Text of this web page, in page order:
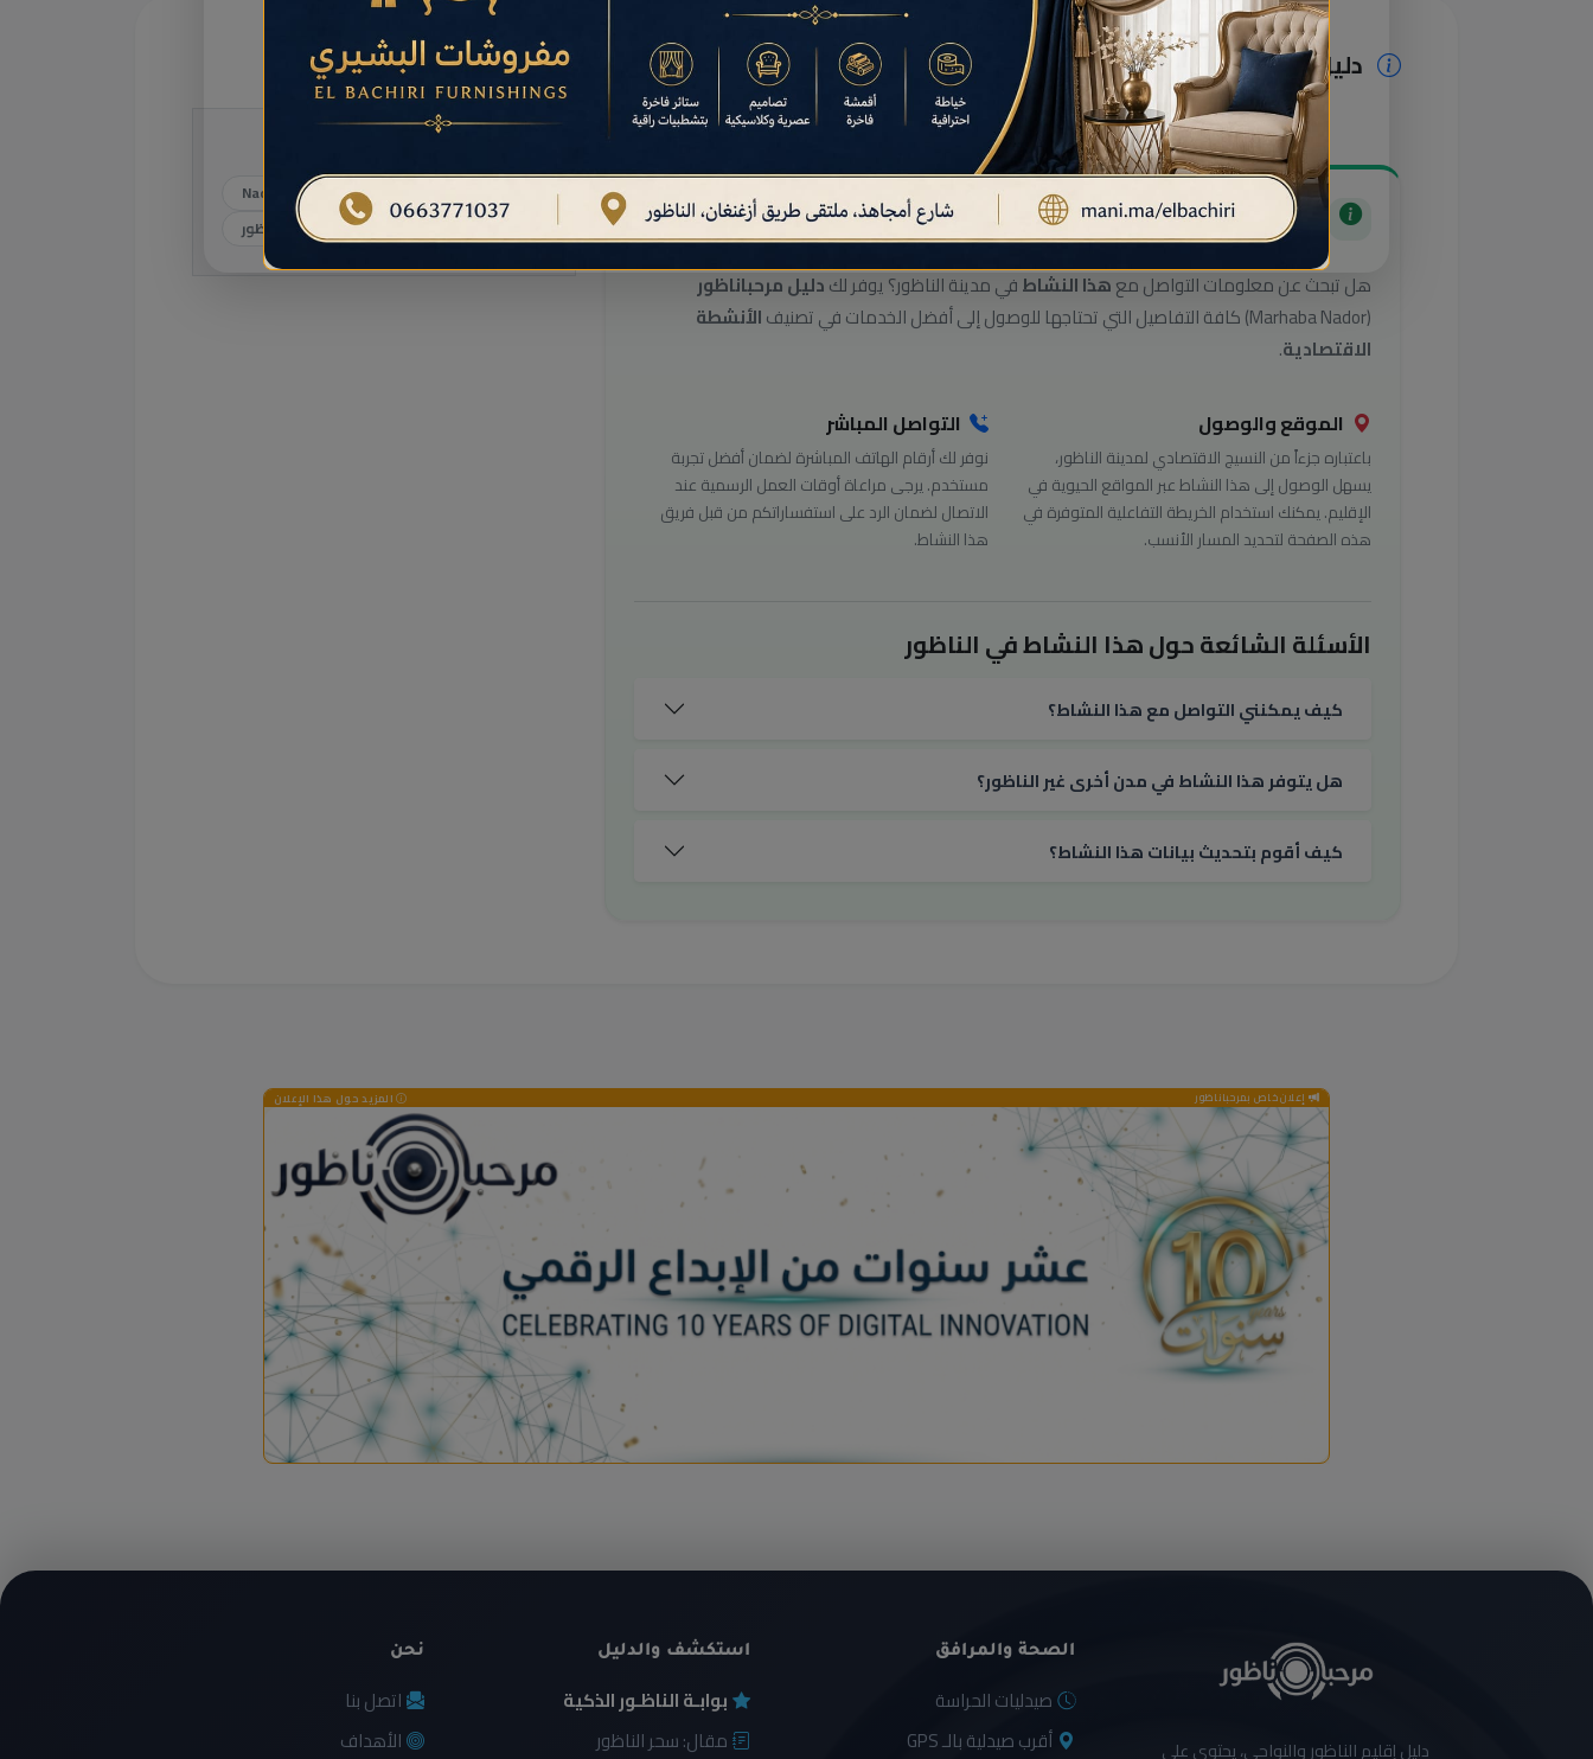
دليل الخدمات ومعلومات إضافية
دليل خدمات هذا النشاط بالناظور
هل تبحث عن معلومات التواصل معهذا النشاطفي مدينة الناظور؟ يوفر لكدليل مرحباناظور
(Marhaba Nador) كافة التفاصيل التي تحتاجها للوصول إلى أفضل الخدمات في تصنيف
الأنشطة
الاقتصادية.
الموقع والوصول
باعتباره جزءاً من النسيج الاقتصادي لمدينة الناظور،
يسهل الوصول إلى هذا النشاط عبر المواقع الحيوية في
الإقليم. يمكنك استخدام الخريطة التفاعلية المتوفرة في
هذه الصفحة لتحديد المسار الأنسب.
التواصل المباشر
نوفر لك أرقام الهاتف المباشرة لضمان أفضل تجربة
مستخدم. يرجى مراعاة أوقات العمل الرسمية عند
الاتصال لضمان الرد على استفساراتكم من قبل فريق
هذا النشاط.
الأسئلة الشائعة حول هذا النشاط في الناظور
كيف يمكنني التواصل مع هذا النشاط؟
هل يتوفر هذا النشاط في مدن أخرى غير الناظور؟
كيف أقوم بتحديث بيانات هذا النشاط؟
#الأثواب
#دليل_الناظور
إعلان خاص بمرحباناظور المزيد حول هذا الإعلان
دليل إقليم الناظور والنواحي، يحتوي على
الصحة والمرافق
صيدليات الحراسة
أقرب صيدلية بالـ GPS
استكشف والدليل
بوابـة الناظـور الذكية
مقال: سحر الناظور
نحن
اتصل بنا
الأهداف